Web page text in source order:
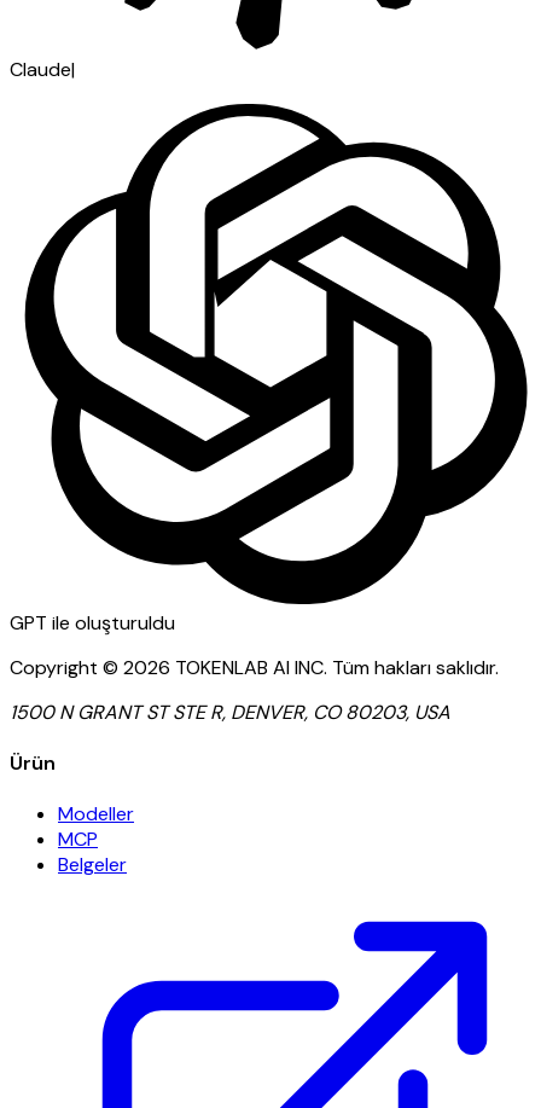
Claude|
GPT ile oluşturuldu
Copyright © 2026 TOKENLAB AI INC. Tüm hakları saklıdır.
1500 N GRANT ST STE R, DENVER, CO 80203, USA
Ürün
Modeller
MCP
Belgeler